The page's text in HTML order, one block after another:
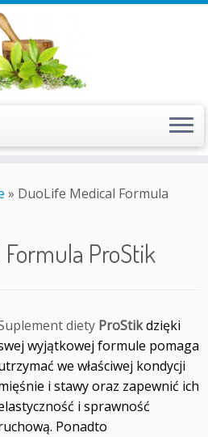
» DuoLife Medical Formula
ProStik
diety ProStikdzięki
wyjątkowej formule pomaga
we właściwej kondycji
i stawy oraz zapewnić ich
i sprawność
Ponadto